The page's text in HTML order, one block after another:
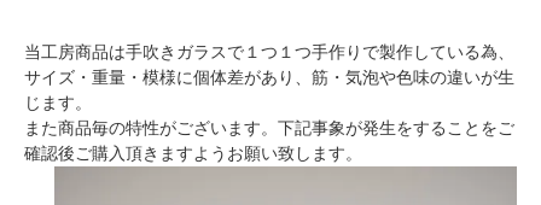
当工房商品は手吹きガラスで１つ１つ手作りで製作している為、
サイズ・重量・模様に個体差があり、筋・気泡や色味の違いが生
じます。
また商品毎の特性がございます。下記事象が発生をすることをご
確認後ご購入頂きますようお願い致します。